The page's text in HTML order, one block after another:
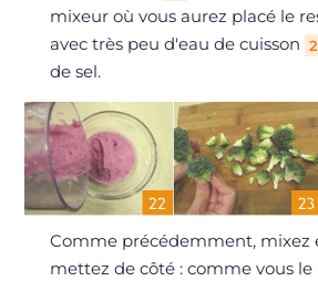
mixeur où vous aurez placé le
avec très peu d'eau de cuisson
de sel.
Comme précédemment, mixez
mettez de côté : comme vous